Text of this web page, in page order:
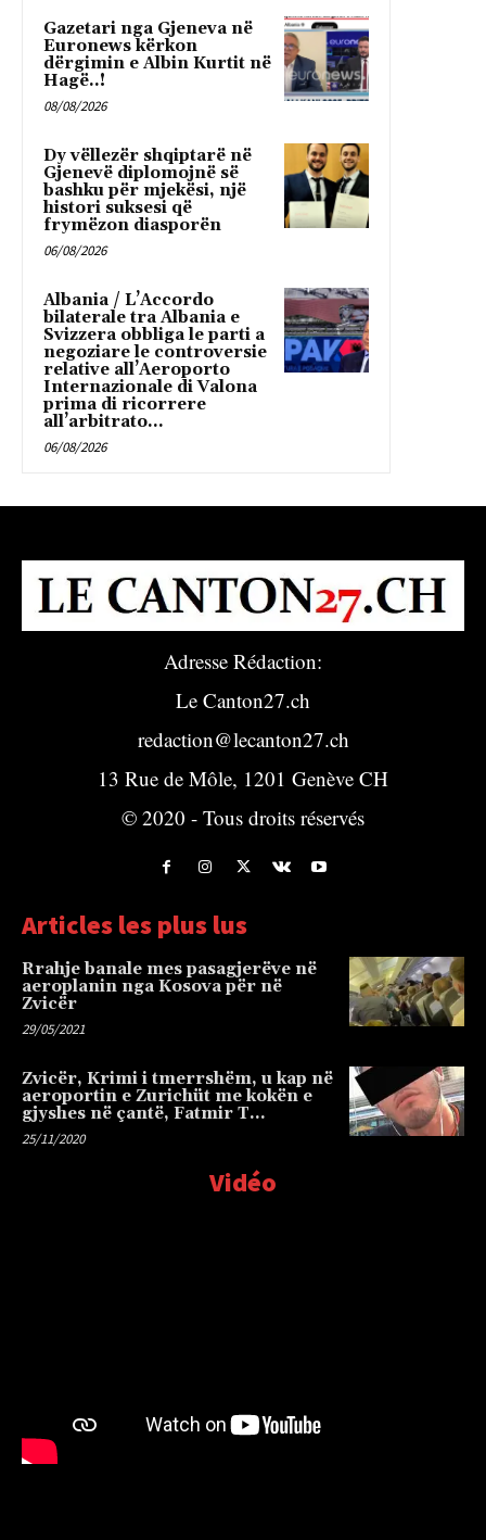
Gazetari nga Gjeneva në
Euronews kërkon
dërgimin e Albin Kurtit në
Hagë..!
08/08/2026
Dy vëllezër shqiptarë në
Gjenevë diplomojnë së
bashku për mjekësi, një
histori suksesi që
frymëzon diasporën
06/08/2026
Albania / L’Accordo
bilaterale tra Albania e
Svizzera obbliga le parti a
negoziare le controversie
relative all’Aeroporto
Internazionale di Valona
prima di ricorrere
all’arbitrato...
06/08/2026
Adresse Rédaction:
Le Canton27.ch
redaction@lecanton27.ch
13 Rue de Môle, 1201 Genève CH
© 2020 - Tous droits réservés
Articles les plus lus
Rrahje banale mes pasagjerëve në
aeroplanin nga Kosova për në
Zvicër
29/05/2021
Zvicër, Krimi i tmerrshëm, u kap në
aeroportin e Zurichüt me kokën e
gjyshes në çantë, Fatmir T…
25/11/2020
Vidéo